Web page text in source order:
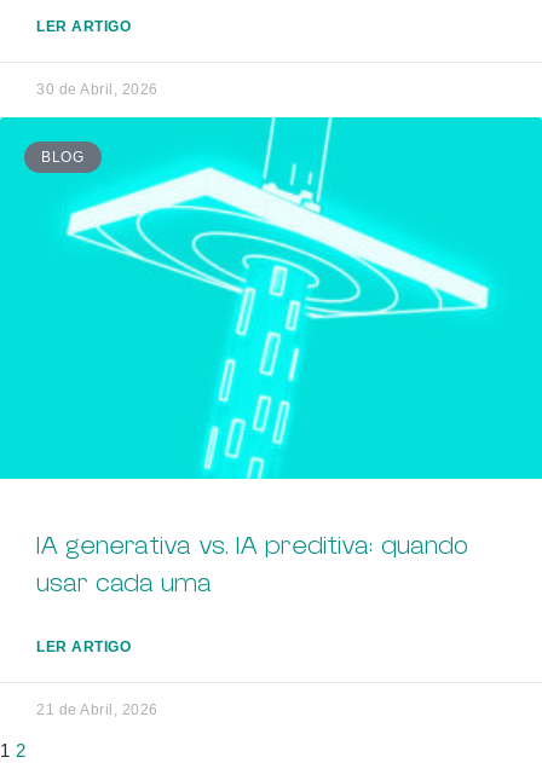
LER ARTIGO
30 de Abril, 2026
BLOG
IA generativa vs. IA preditiva: quando
usar cada uma
LER ARTIGO
21 de Abril, 2026
1 2